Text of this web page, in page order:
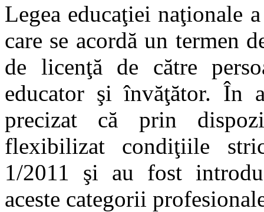
Legea educaţiei naţionale
care se acordă un termen
de licenţă de către
educator şi învăţător. În
precizat că prin
flexibilizat condiţiile
1/2011 şi au fost
aceste categorii